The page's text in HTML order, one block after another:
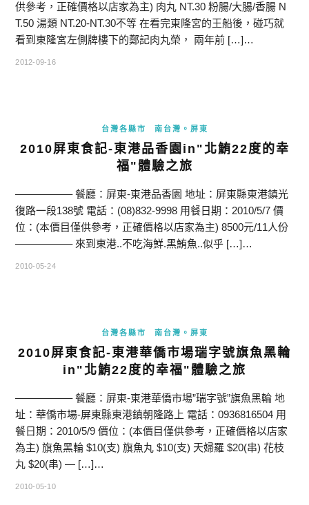
供參考，正確價格以店家為主) 肉丸 NT.30 粉腸/大腸/香腸 N
T.50 湯類 NT.20-NT.30不等 在看完東隆宮的王船後，碰巧就
看到東隆宮左側牌樓下的鄭記肉丸榮， 兩年前 […]…
2012-09-16
台灣各縣市 南台灣。屏東
2010屏東食記-東港品香園in"北鮪22度的幸
福"體驗之旅
—————– 餐廳：屏東-東港品香園 地址：屏東縣東港鎮光
復路一段138號 電話：(08)832-9998 用餐日期：2010/5/7 價
位：(本價目僅供參考，正確價格以店家為主) 8500元/11人份
—————– 來到東港..不吃海鮮.黑鮪魚..似乎 […]…
2010-05-24
台灣各縣市 南台灣。屏東
2010屏東食記-東港華僑市場瑞字號旗魚黑輪
in"北鮪22度的幸福"體驗之旅
—————– 餐廳：屏東-東港華僑市場”瑞字號”旗魚黑輪 地
址：華僑市場-屏東縣東港鎮朝隆路上 電話：0936816504 用
餐日期：2010/5/9 價位：(本價目僅供參考，正確價格以店家
為主) 旗魚黑輪 $10(支) 旗魚丸 $10(支) 天婦羅 $20(串) 花枝
丸 $20(串) — […]…
2010-05-10